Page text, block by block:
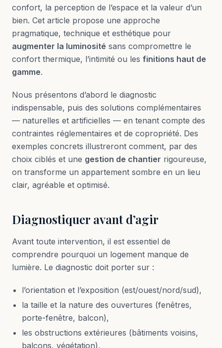
confort, la perception de l’espace et la valeur d’un
bien. Cet article propose une approche
pragmatique, technique et esthétique pour
augmenter la luminosité sans compromettre le
confort thermique, l’intimité ou les finitions haut de
gamme.
Nous présentons d’abord le diagnostic
indispensable, puis des solutions complémentaires
— naturelles et artificielles — en tenant compte des
contraintes réglementaires et de copropriété. Des
exemples concrets illustreront comment, par des
choix ciblés et une gestion de chantier rigoureuse,
on transforme un appartement sombre en un lieu
clair, agréable et optimisé.
Diagnostiquer avant d’agir
Avant toute intervention, il est essentiel de
comprendre pourquoi un logement manque de
lumière. Le diagnostic doit porter sur :
l’orientation et l’exposition (est/ouest/nord/sud),
la taille et la nature des ouvertures (fenêtres,
porte-fenêtre, balcon),
les obstructions extérieures (bâtiments voisins,
balcons, végétation),